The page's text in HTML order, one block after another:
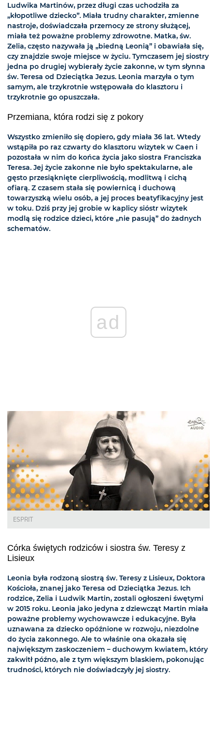
Ludwika Martinów, przez długi czas uchodziła za
„kłopotliwe dziecko”. Miała trudny charakter, zmienne
nastroje, doświadczała przemocy ze strony służącej,
miała też poważne problemy zdrowotne. Matka, św.
Zelia, często nazywała ją „biedną Leonią” i obawiała się,
czy znajdzie swoje miejsce w życiu. Tymczasem jej siostry
jedna po drugiej wybierały życie zakonne, w tym słynna
św. Teresa od Dzieciątka Jezus. Leonia marzyła o tym
samym, ale trzykrotnie wstępowała do klasztoru i
trzykrotnie go opuszczała.
Przemiana, która rodzi się z pokory
Wszystko zmieniło się dopiero, gdy miała 36 lat. Wtedy
wstąpiła po raz czwarty do klasztoru wizytek w Caen i
pozostała w nim do końca życia jako siostra Franciszka
Teresa. Jej życie zakonne nie było spektakularne, ale
gęsto przesiąknięte cierpliwością, modlitwą i cichą
ofiarą. Z czasem stała się powiernicą i duchową
towarzyszką wielu osób, a jej proces beatyfikacyjny jest
w toku. Dziś przy jej grobie w kaplicy sióstr wizytek
modlą się rodzice dzieci, które „nie pasują” do żadnych
schematów.
ad
ESPRIT
Córka świętych rodziców i siostra św. Teresy z
Lisieux
Leonia była rodzoną siostrą św. Teresy z Lisieux, Doktora
Kościoła, znanej jako Teresa od Dzieciątka Jezus. Ich
rodzice, Zelia i Ludwik Martin, zostali ogłoszeni śwętymi
w 2015 roku. Leonia jako jedyna z dziewcząt Martin miała
poważne problemy wychowawcze i edukacyjne. Była
uznawana za dziecko opóźnione w rozwoju, niezdolne
do życia zakonnego. Ale to właśnie ona okazała się
największym zaskoczeniem – duchowym kwiatem, który
zakwitł późno, ale z tym większym blaskiem, pokonując
trudności, których nie doświadczyły jej siostry.